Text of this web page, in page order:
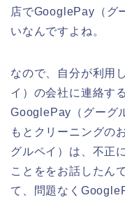
店でGooglePay（グ
いなんですよね。
なので、自分が利用
イ）の会社に連絡す
GooglePay（グーグ
もとクリーニングの
グルペイ）は、不正
ことををお話したん
て、問題なく